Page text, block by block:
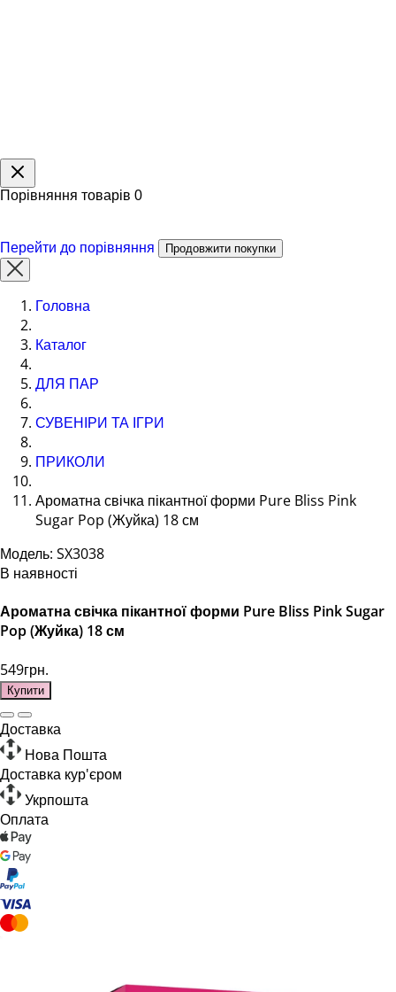
Порівняння товарів 0
Перейти до порівняння Продовжити покупки
Головна
Каталог
ДЛЯ ПАР
СУВЕНІРИ ТА ІГРИ
ПРИКОЛИ
Ароматна свічка пікантної форми Pure Bliss Pink
Sugar Pop (Жуйка) 18 см
Модель: SX3038
В наявності
Ароматна свічка пікантної форми Pure Bliss Pink Sugar
Pop (Жуйка) 18 см
549грн.
Купити
Доставка
Нова Пошта
Доставка кур'єром
Укрпошта
Оплата